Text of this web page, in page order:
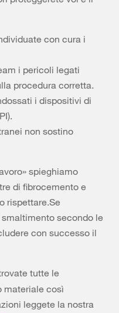
con cura i
i pericoli legati
procedura corretta.
i dispositivi di
non sostino
spieghiamo
di fibrocemento e
rispettare.Se
secondo le
con successo il
tutte le
materiale così
leggete la nostra